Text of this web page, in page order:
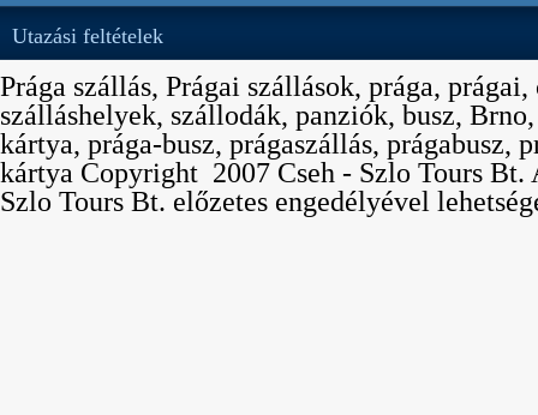
Utazási feltételek
Prága szállás, Prágai szállások, prága,
szálláshelyek, szállodák, panziók, busz,
kártya, prága-busz, prágaszállás, prágabusz,
kártya Copyright  2007 Cseh - Szlo Tours
Szlo Tours Bt. előzetes engedélyével